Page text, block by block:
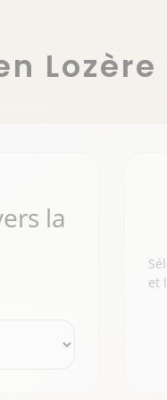
Lozère
la
et